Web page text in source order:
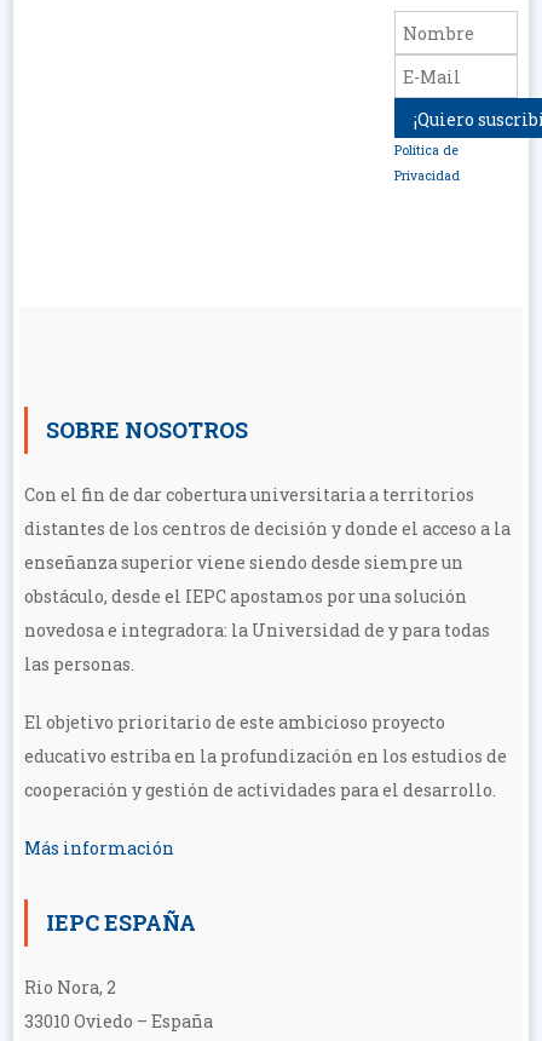
Política de
Privacidad
SOBRE NOSOTROS
Con el fin de dar cobertura universitaria a territorios
distantes de los centros de decisión y donde el acceso a la
enseñanza superior viene siendo desde siempre un
obstáculo, desde el IEPC apostamos por una solución
novedosa e integradora: la Universidad de y para todas
las personas.
El objetivo prioritario de este ambicioso proyecto
educativo estriba en la profundización en los estudios de
cooperación y gestión de actividades para el desarrollo.
Más información
IEPC ESPAÑA
Rio Nora, 2
33010 Oviedo – España